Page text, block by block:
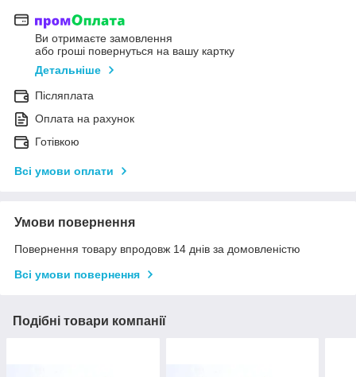
Ви отримаєте замовлення
або гроші повернуться на вашу картку
Детальніше
Післяплата
Оплата на рахунок
Готівкою
Всі умови оплати
Умови повернення
Повернення товару впродовж 14 днів за домовленістю
Всі умови повернення
Подібні товари компанії